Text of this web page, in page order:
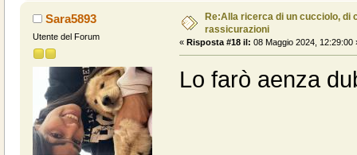
Sara5893
Utente del Forum
Re:Alla ricerca di un cucciolo, di
rassicurazioni
« Risposta #18 il: 08 Maggio 2024, 12:29:00
Lo farò aenza